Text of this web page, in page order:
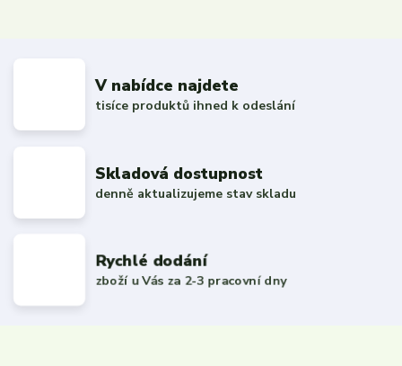
V nabídce najdete
tisíce produktů ihned k odeslání
Skladová dostupnost
denně aktualizujeme stav skladu
Rychlé dodání
zboží u Vás za 2-3 pracovní dny